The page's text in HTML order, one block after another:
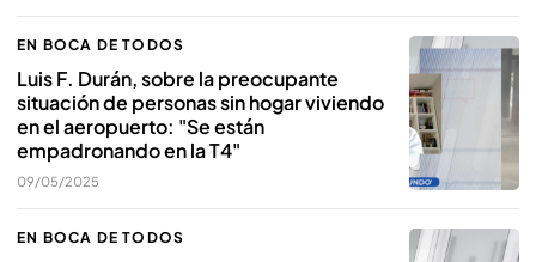
EN BOCA DE TODOS
Luis F. Durán, sobre la preocupante
situación de personas sin hogar viviendo
en el aeropuerto: "Se están
empadronando en la T4"
09/05/2025
EN BOCA DE TODOS